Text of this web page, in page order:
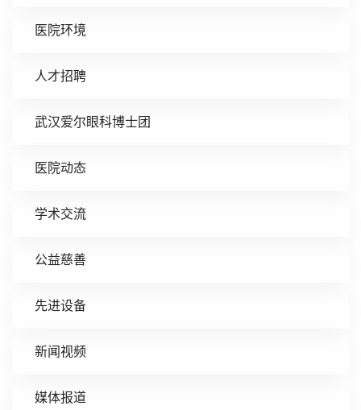
医院环境
人才招聘
武汉爱尔眼科博士团
医院动态
学术交流
公益慈善
先进设备
新闻视频
媒体报道